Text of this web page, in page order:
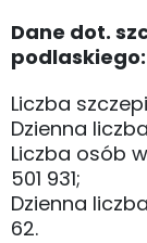
Dane dot.
podlaskiego:
Liczba
Dzienna
Liczba osób
501 931;
Dzienna
62.